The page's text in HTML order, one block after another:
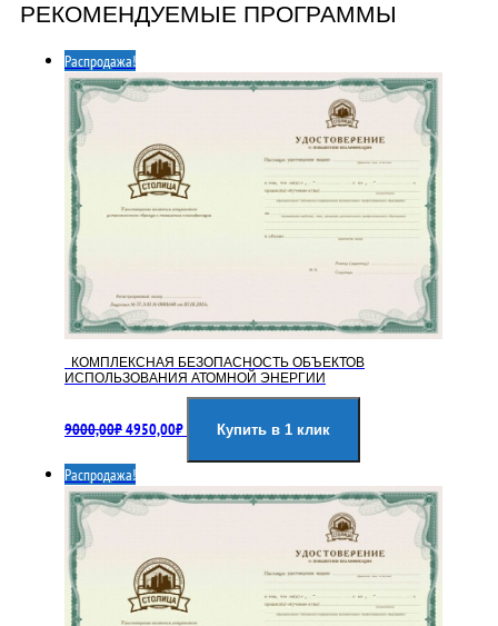
РЕКОМЕНДУЕМЫЕ ПРОГРАММЫ
Распродажа!
КОМПЛЕКСНАЯ БЕЗОПАСНОСТЬ ОБЪЕКТОВ
ИСПОЛЬЗОВАНИЯ АТОМНОЙ ЭНЕРГИИ
9000,00₽цена
9000,00₽.
4950,00₽цена:
Купить в 1 клик
Распродажа!